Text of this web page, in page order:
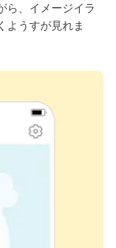
ら、イメージイラ
ようすが見れま